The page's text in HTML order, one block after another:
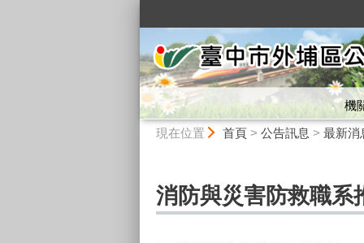
機
現在位置 首頁> 公告訊息 > 最新消
消防與災害防救職系